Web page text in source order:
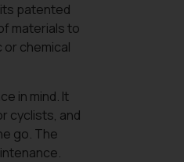
patented
materials to
chemical
in mind. It
cyclists, and
go. The